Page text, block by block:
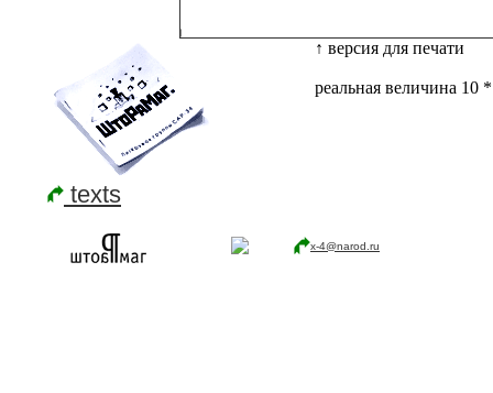
texts
↑ версия для печати
реальная величина 10
x-4@narod.ru